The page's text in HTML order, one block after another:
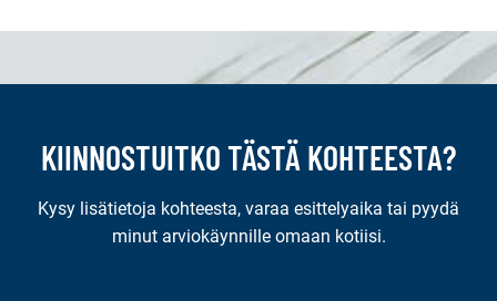
KIINNOSTUITKO TÄSTÄ KOHTEESTA?
Kysy lisätietoja kohteesta, varaa esittelyaika tai pyydä
minut arviokäynnille omaan kotiisi.